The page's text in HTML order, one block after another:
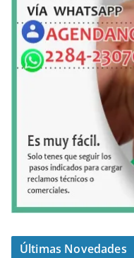
Últimas Novedades